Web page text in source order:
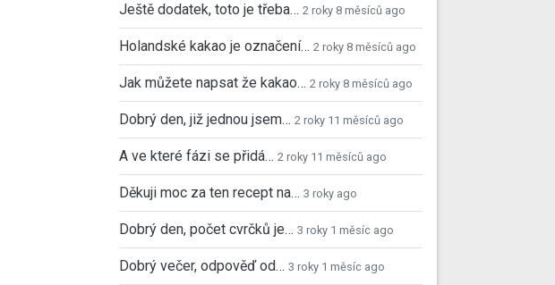
Ještě dodatek, toto je třeba… 2 roky 8 měsíců ago
Holandské kakao je označení… 2 roky 8 měsíců ago
Jak můžete napsat že kakao… 2 roky 8 měsíců ago
Dobrý den, již jednou jsem… 2 roky 11 měsíců ago
A ve které fázi se přidá… 2 roky 11 měsíců ago
Děkuji moc za ten recept na… 3 roky ago
Dobrý den, počet cvrčků je… 3 roky 1 měsíc ago
Dobrý večer, odpověď od… 3 roky 1 měsíc ago